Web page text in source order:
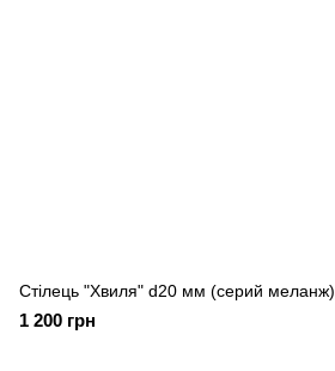
Стілець "Хвиля" d20 мм (серий меланж)
1 200 грн